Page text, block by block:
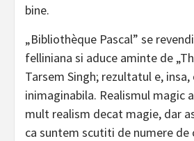
bine.
„Bibliothèque Pascal” se
felliniana si aduce aminte de
Tarsem Singh; rezultatul e,
inimaginabila. Realismul magic
mult realism decat magie, dar
ca suntem scutiti de numere de